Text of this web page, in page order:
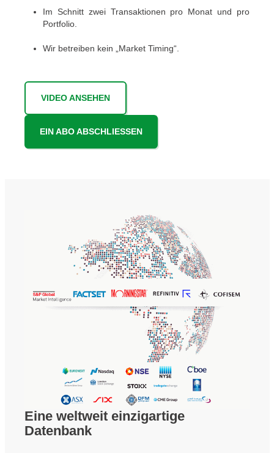
Im Schnitt zwei Transaktionen pro Monat und pro
Portfolio.
Wir betreiben kein „Market Timing“.
VIDEO ANSEHEN
EIN ABO ABSCHLIESSEN
Eine weltweit einzigartige
Datenbank